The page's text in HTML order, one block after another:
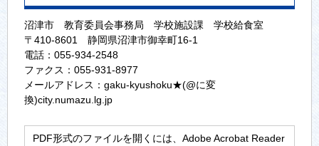
沼津市 教育委員会事務局 学校施設課 学校給食室
〒410-8601 静岡県沼津市御幸町16-1
電話：055-934-2548
ファクス：055-931-8977
メールアドレス：gaku-kyushoku★(@に変
換)city.numazu.lg.jp
PDF形式のファイルを開くには、Adobe Acrobat Reader